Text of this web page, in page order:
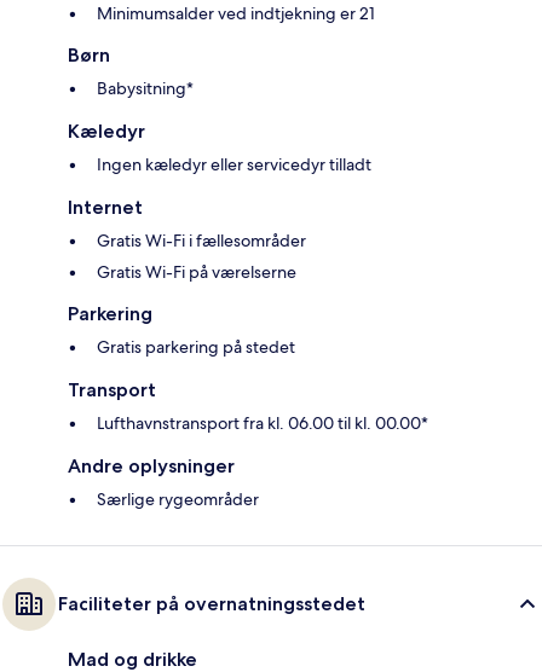
Minimumsalder ved indtjekning er 21
Børn
Babysitning*
Kæledyr
Ingen kæledyr eller servicedyr tilladt
Internet
Gratis Wi-Fi i fællesområder
Gratis Wi-Fi på værelserne
Parkering
Gratis parkering på stedet
Transport
Lufthavnstransport fra kl. 06.00 til kl. 00.00*
Andre oplysninger
Særlige rygeområder
Faciliteter på overnatningsstedet
Mad og drikke